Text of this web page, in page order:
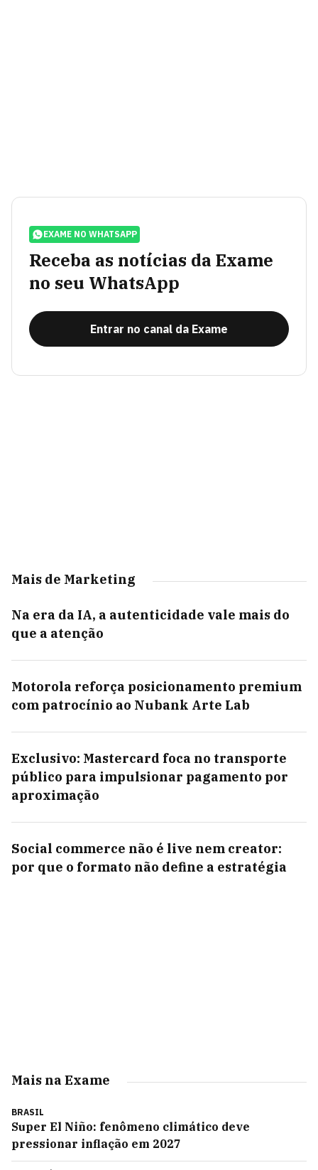
EXAME NO WHATSAPP
Receba as notícias da Exame
no seu WhatsApp
Entrar no canal da Exame
Mais de Marketing
Na era da IA, a autenticidade vale mais do
que a atenção
Motorola reforça posicionamento premium
com patrocínio ao Nubank Arte Lab
Exclusivo: Mastercard foca no transporte
público para impulsionar pagamento por
aproximação
Social commerce não é live nem creator:
por que o formato não define a estratégia
Mais na Exame
BRASIL
Super El Niño: fenômeno climático deve
pressionar inflação em 2027